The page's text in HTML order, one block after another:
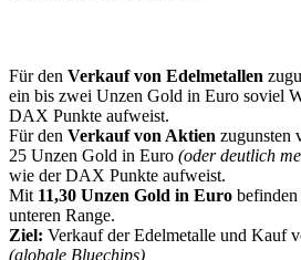
Für den Verkauf von Edelmetallen
ein bis zwei Unzen Gold in Euro soviel
DAX Punkte aufweist.
Für den Verkauf von Aktien zugunsten
25 Unzen Gold in Euro (oder deutlich
wie der DAX Punkte aufweist.
Mit 11,30 Unzen Gold in Euro
unteren Range.
Ziel: Verkauf der Edelmetalle und Kauf
(globale Bluechips)